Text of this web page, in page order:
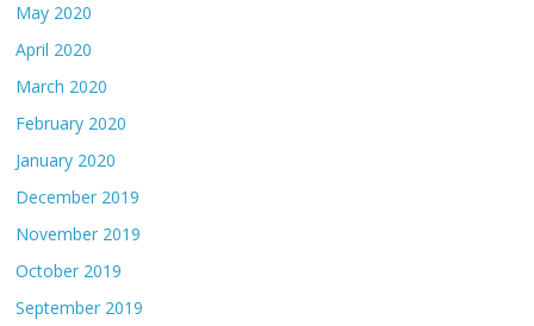
May 2020
April 2020
March 2020
February 2020
January 2020
December 2019
November 2019
October 2019
September 2019